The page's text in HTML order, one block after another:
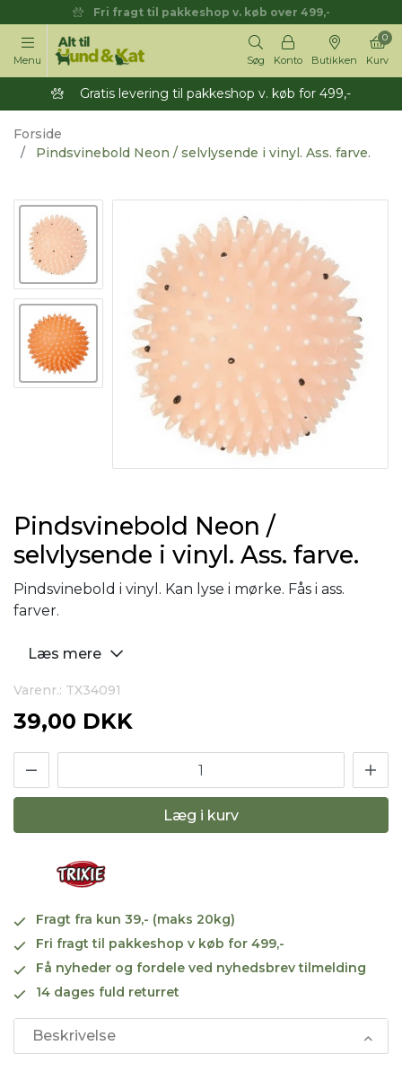
Fri fragt til pakkeshop v. køb over 499,-
Menu Søg Konto Butikken Kurv
0
Gratis levering til pakkeshop v. køb for 499,-
Forside
Pindsvinebold Neon / selvlysende i vinyl. Ass. farve.
Pindsvinebold Neon /
selvlysende i vinyl. Ass. farve.
Pindsvinebold i vinyl. Kan lyse i mørke. Fås i ass.
farver.
Læs mere
Varenr.: TX34091
39,00 DKK
Læg i kurv
Fragt fra kun 39,- (maks 20kg)
Fri fragt til pakkeshop v køb for 499,-
Få nyheder og fordele ved nyhedsbrev tilmelding
14 dages fuld returret
Beskrivelse